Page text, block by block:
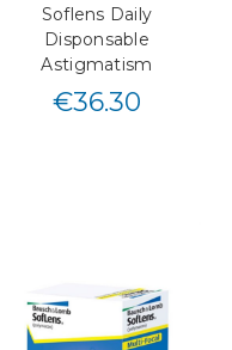
Soflens Daily
Disponsable
Astigmatism
€36.30